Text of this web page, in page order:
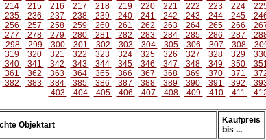
214
215 216 217 218 219 220 221 222 223 224
235
236 237 238 239 240 241 242 243 244 245
256
257 258 259 260 261 262 263 264 265 266
277
278 279 280 281 282 283 284 285 286 287
298
299 300 301 302 303 304 305 306 307 308
319
320 321 322 323 324 325 326 327 328 329
340
341 342 343 344 345 346 347 348 349 350
361
362 363 364 365 366 367 368 369 370 371
382
383 384 385 386 387 388 389 390 391 392
403
404 405 406 407 408 409 410 411
Objektart
Kaufpreis
bis ...